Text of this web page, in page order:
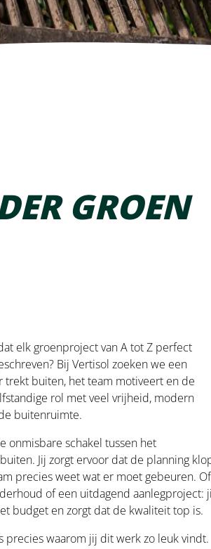
GROEN
elk groenproject van A tot Z perfect
Bij Vertisol zoeken we een
trekt buiten, het team motiveert en de
rol met veel vrijheid, modern
buitenruimte.
onmisbare schakel tussen het
Jij zorgt ervoor dat de planning
precies weet wat er moet gebeuren. Of
of een uitdagend aanlegproject:
budget en zorgt dat de kwaliteit top is.
precies waarom jij dit werk zo leuk vindt.